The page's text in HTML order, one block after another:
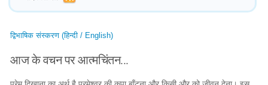
द्विभाषिक संस्करण (हिन्दी / English)
आज के वचन पर आत्मचिंतन...